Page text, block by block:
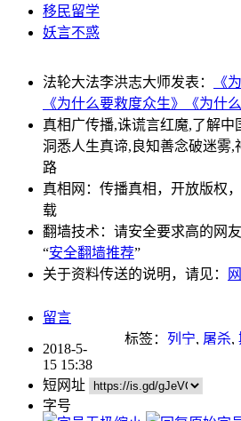
移民留学
妖言不惑
法轮大法李洪志大师发表：
《
《为什么要救度众生》
《为什
真相广传播,诛谎言红魔,了解中
洞悉人生真谛,良知善念破迷雾,
路
真相网：传播真相，开放版权
载
翻墙技术：请安全要求高的网
“安全翻墙推荐”
关于资料传送的说明，请见：
留言
标签： 列宁, 屠杀,
2018-5-
15 15:38
短网址
字号